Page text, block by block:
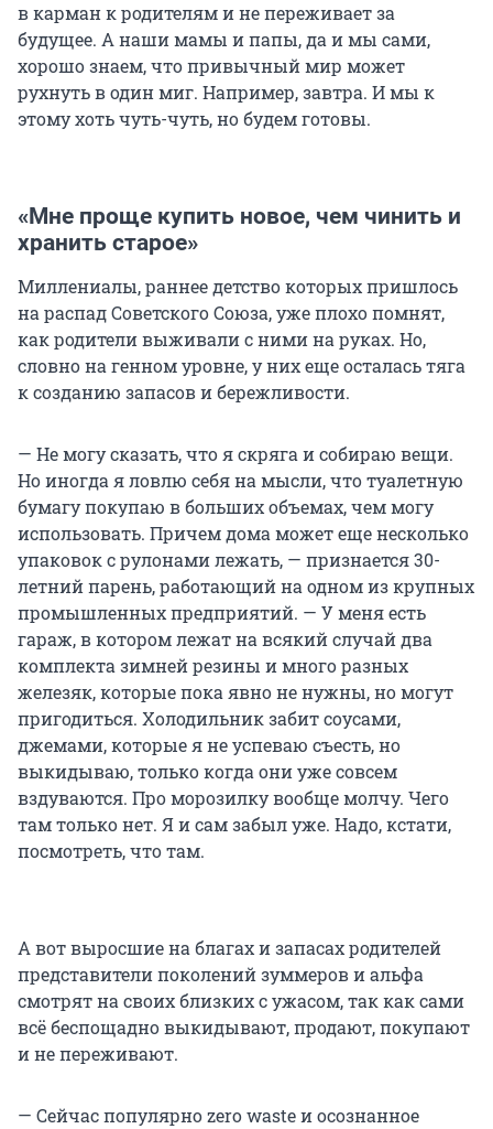
в карман к родителям и не переживает за
будущее. А наши мамы и папы, да и мы сами,
хорошо знаем, что привычный мир может
рухнуть в один миг. Например, завтра. И мы к
этому хоть чуть-чуть, но будем готовы.
«Мне проще купить новое, чем чинить и
хранить старое»
Миллениалы, раннее детство которых пришлось
на распад Советского Союза, уже плохо помнят,
как родители выживали с ними на руках. Но,
словно на генном уровне, у них еще осталась тяга
к созданию запасов и бережливости.
— Не могу сказать, что я скряга и собираю вещи.
Но иногда я ловлю себя на мысли, что туалетную
бумагу покупаю в больших объемах, чем могу
использовать. Причем дома может еще несколько
упаковок с рулонами лежать, — признается 30-
летний парень, работающий на одном из крупных
промышленных предприятий. — У меня есть
гараж, в котором лежат на всякий случай два
комплекта зимней резины и много разных
железяк, которые пока явно не нужны, но могут
пригодиться. Холодильник забит соусами,
джемами, которые я не успеваю съесть, но
выкидываю, только когда они уже совсем
вздуваются. Про морозилку вообще молчу. Чего
там только нет. Я и сам забыл уже. Надо, кстати,
посмотреть, что там.
А вот выросшие на благах и запасах родителей
представители поколений зуммеров и альфа
смотрят на своих близких с ужасом, так как сами
всё беспощадно выкидывают, продают, покупают
и не переживают.
— Сейчас популярно zero waste и осознанное